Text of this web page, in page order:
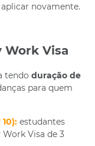
novamente.
Work Visa
tendo duração de
para quem
estudantes
Visa de 3